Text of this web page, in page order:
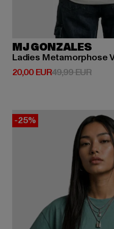
MJ GONZALES
20,00 EUR
Derzeitiger Preis: 20,00 EUR
49,99 EUR
-25%